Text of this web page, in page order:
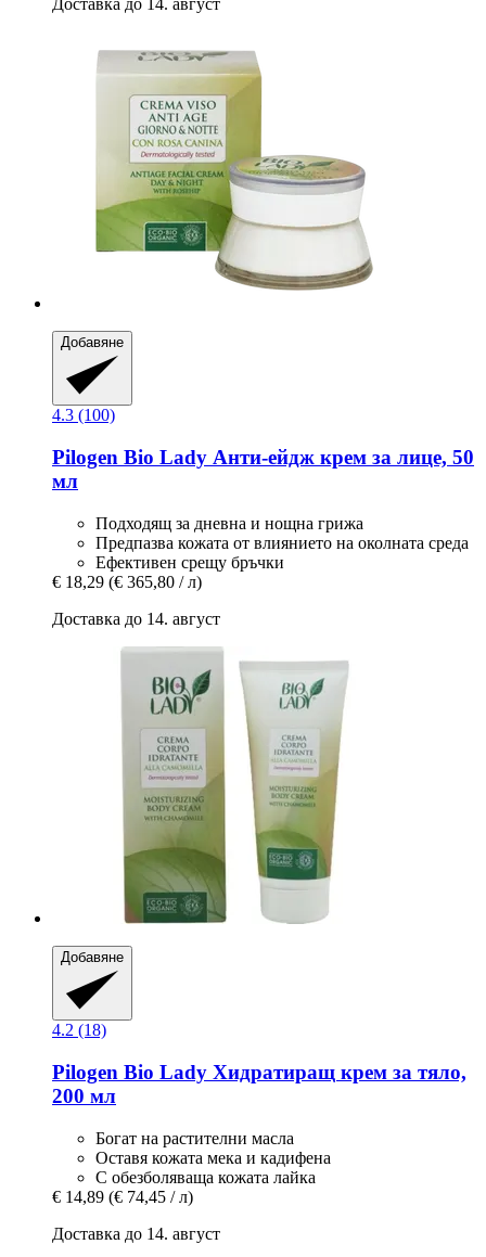
Доставка до 14. август
Добавяне
4.3 (100)
Pilogen Bio Lady Анти-​ейдж крем за лице, 50
мл
Подходящ за дневна и нощна грижа
Предпазва кожата от влиянието на околната среда
Ефективен срещу бръчки
€ 18,29 (€ 365,80 / л)
Доставка до 14. август
Добавяне
4.2 (18)
Pilogen Bio Lady Хидратиращ крем за тяло,
200 мл
Богат на растителни масла
Оставя кожата мека и кадифена
С обезболяваща кожата лайка
€ 14,89 (€ 74,45 / л)
Доставка до 14. август